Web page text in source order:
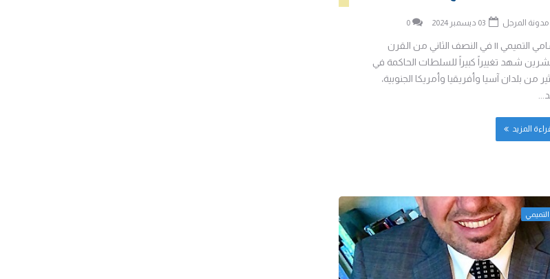
مدونة المرجل 03 ديسمبر 2024 0
التميمي || في النصف الثاني من القرن
شهد تغييراً كبيراً للسلطات الحاكمة في
من بلدان آسيا وأفريقيا وأمريكا الجنوبية،
المزيد